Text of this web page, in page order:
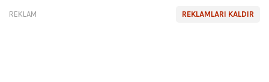
REKLAMLARI KALDIR
REKLAM